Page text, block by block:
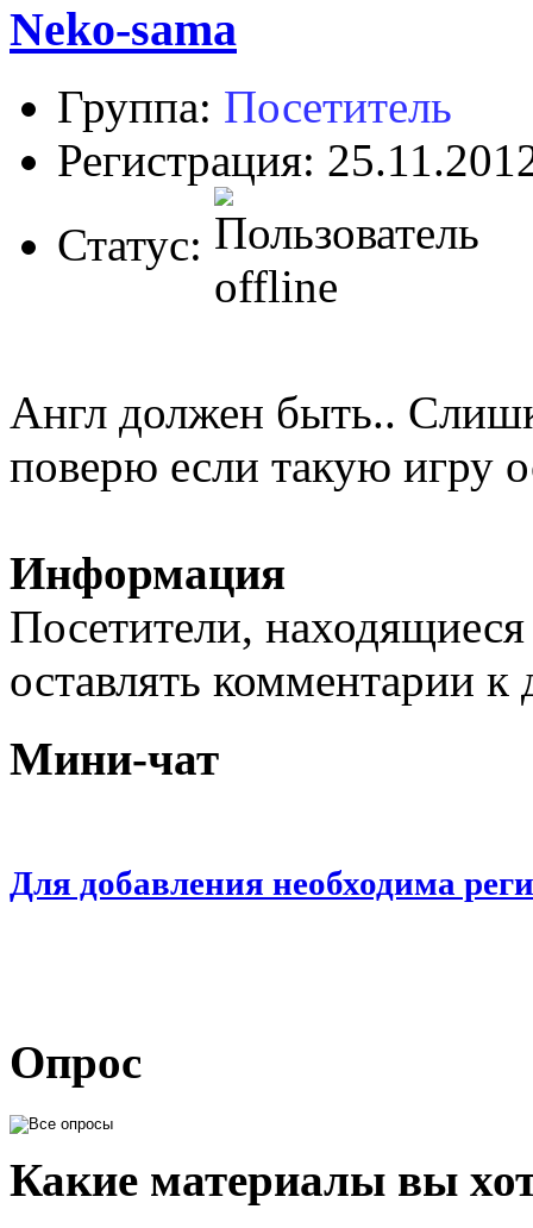
Neko-sama
Группа: Посетитель
Регистрация:
Статус:
Англ должен быть..
поверю если такую игру
Информация
Посетители,
оставлять комментарии
Мини-чат
Для добавления необходима
Опрос
Какие материалы вы